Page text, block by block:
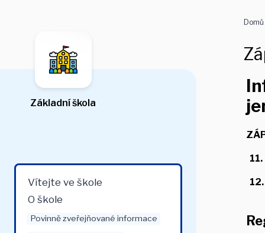
Základní škola
Vítejte ve škole
O škole
Povinně zveřejňované informace
Domů